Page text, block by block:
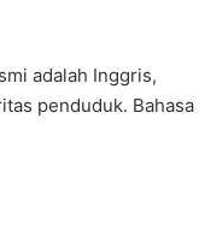
adalah Inggris,
penduduk. Bahasa